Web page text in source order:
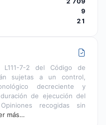
9
21
7-2 del Código de
sujetas a un control,
decreciente y
de ejecución del
recogidas sin
más…